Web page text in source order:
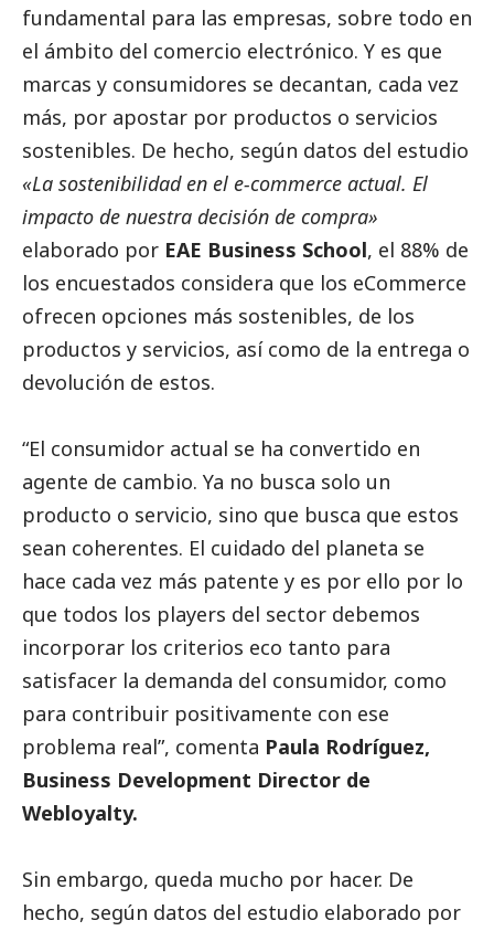
fundamental para las empresas, sobre todo en
el ámbito del comercio electrónico. Y es que
marcas y consumidores se decantan, cada vez
más, por apostar por productos o servicios
sostenibles. De hecho, según datos del estudio
«La sostenibilidad en el e-commerce actual. El
impacto de nuestra decisión de compra»
elaborado por EAE Business School, el 88% de
los encuestados considera que los eCommerce
ofrecen opciones más sostenibles, de los
productos y servicios, así como de la entrega o
devolución de estos.
“El consumidor actual se ha convertido en
agente de cambio. Ya no busca solo un
producto o servicio, sino que busca que estos
sean coherentes. El cuidado del planeta se
hace cada vez más patente y es por ello por lo
que todos los players del sector debemos
incorporar los criterios eco tanto para
satisfacer la demanda del consumidor, como
para contribuir positivamente con ese
problema real”, comenta Paula Rodríguez,
Business Development Director de
Webloyalty.
Sin embargo, queda mucho por hacer. De
hecho, según datos del estudio elaborado por